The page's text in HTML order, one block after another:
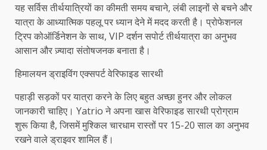
यह सर्विस तीर्थयात्रियों का कीमती समय बचाने, लंबी लाइनों से बचने और
यात्रा के आध्यात्मिक पहलू पर ध्यान देने में मदद करती है। प्रोफेशनल
ट्रिप कोऑर्डिनेशन के साथ, VIP दर्शन सपोर्ट तीर्थयात्रा का अनुभव
आसान और ज़्यादा संतोषजनक बनाता है।
हिमालयन ड्राइविंग एक्सपर्ट वेरिफाइड सारथी
पहाड़ी सड़कों पर यात्रा करने के लिए बहुत अच्छा हुनर ​​और लोकल
जानकारी चाहिए। Yatrio ने अपना खास वेरिफाइड सारथी प्रोग्राम
शुरू किया है, जिसमें मुश्किल चारधाम रास्तों पर 15-20 साल का अनुभव
रखने वाले ड्राइवर शामिल हैं।